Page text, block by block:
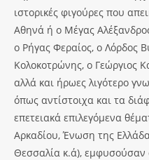
ιστορικές φιγούρες που
Αθηνά ή ο Μέγας
ο Ρήγας Φεραίος, ο Λόρδος
Κολοκοτρώνης, ο Γεώργιος
αλλά και ήρωες λιγότερο
όπως αντίστοιχα και τα
επετειακά επιλεγόμενα
Αρκαδίου, Ένωση της
Θεσσαλία κ.ά), εμφυσούσαν